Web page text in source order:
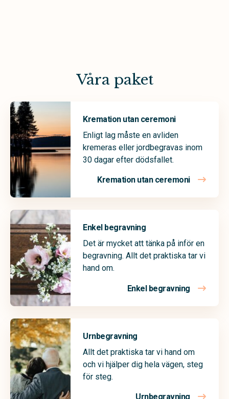
Våra paket
Kremation utan ceremoni
Enligt lag måste en avliden
kremeras eller jordbegravas inom
30 dagar efter dödsfallet.
Kremation utan ceremoni
Enkel begravning
Det är mycket att tänka på inför en
begravning. Allt det praktiska tar vi
hand om.
Enkel begravning
Urnbegravning
Allt det praktiska tar vi hand om
och vi hjälper dig hela vägen, steg
för steg.
Urnbegravning